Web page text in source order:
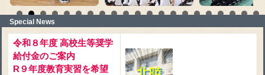
Special News
令和８年度 高校生等奨学
給付金のご案内
R９年度教育実習を希望